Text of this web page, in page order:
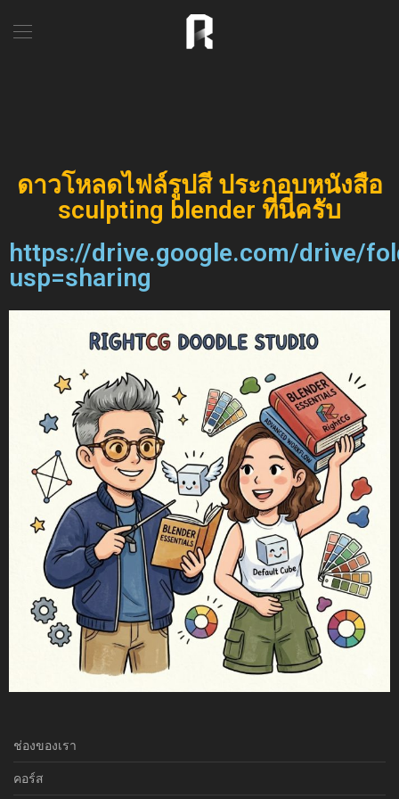
ดาวโหลดไฟล์รูปสี ประกอบหนังสือ
sculpting blender ที่นี่ครับ
https://drive.google.com/drive/
usp=sharing
ช่องของเรา
คอร์ส